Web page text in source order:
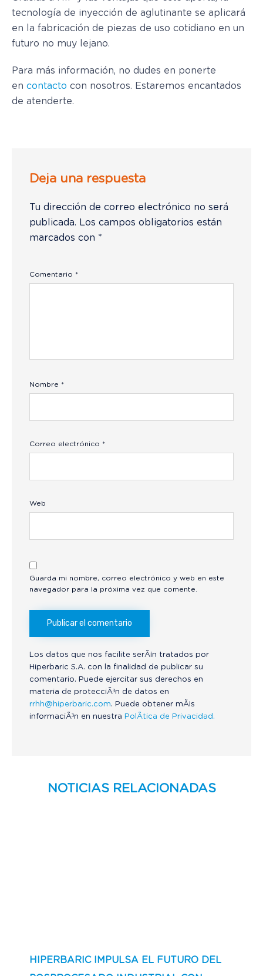
tecnología de inyección de aglutinante se aplicará
en la fabricación de piezas de uso cotidiano en un
futuro no muy lejano.
Para más información, no dudes en ponerte
en contacto con nosotros. Estaremos encantados
de atenderte.
Deja una respuesta
Tu dirección de correo electrónico no será
publicada. Los campos obligatorios están
marcados con *
Comentario *
Nombre *
Correo electrónico *
Web
Guarda mi nombre, correo electrónico y web en este
navegador para la próxima vez que comente.
Los datos que nos facilite serÃ¡n tratados por
Hiperbaric S.A. con la finalidad de publicar su
comentario. Puede ejercitar sus derechos en
materia de protecciÃ³n de datos en
rrhh@hiperbaric.com. Puede obtener mÃ¡s
informaciÃ³n en nuestra PolÃ­tica de Privacidad.
NOTICIAS RELACIONADAS
HIPERBARIC IMPULSA EL FUTURO DEL